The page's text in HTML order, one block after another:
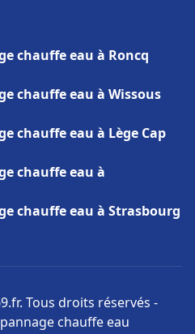
chauffe eau à Roncq
chauffe eau à Wissous
chauffe eau à Lège Cap
chauffe eau à
chauffe eau à Strasbourg
Tous droits réservés -
chauffe eau